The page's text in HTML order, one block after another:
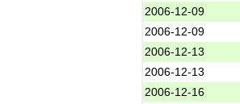
2006-12-09
2006-12-09
2006-12-13
2006-12-13
2006-12-16